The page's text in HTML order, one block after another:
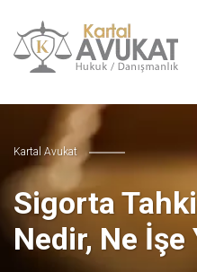
Kartal Avukat
Sigorta
Nedir, Ne İşe